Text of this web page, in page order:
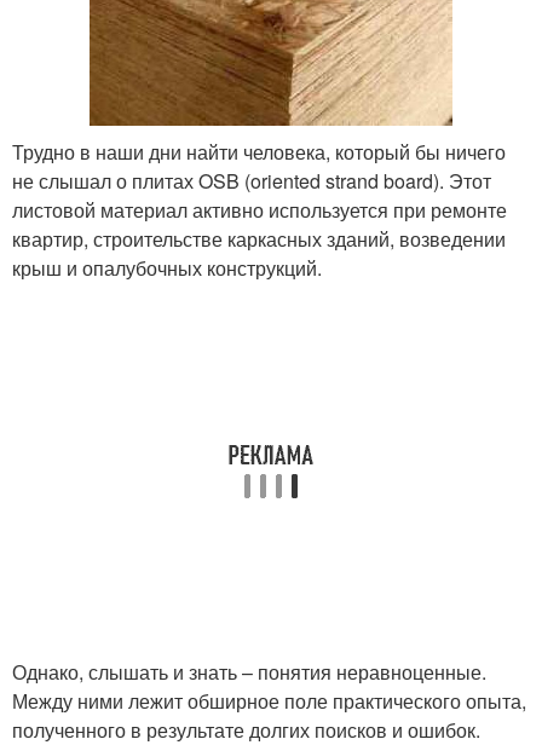
Трудно в наши дни найти человека, который бы ничего
не слышал о плитах OSB (oriented strand board). Этот
листовой материал активно используется при ремонте
квартир, строительстве каркасных зданий, возведении
крыш и опалубочных конструкций.
Однако, слышать и знать – понятия неравноценные.
Между ними лежит обширное поле практического опыта,
полученного в результате долгих поисков и ошибок.